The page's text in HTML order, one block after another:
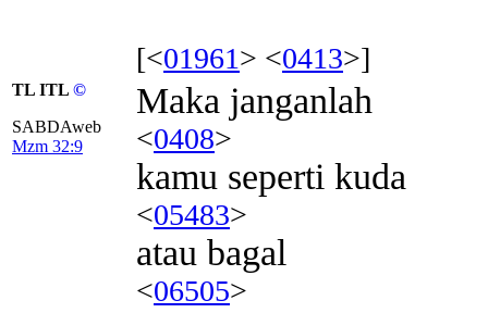
[<01961> <0413>]
TL ITL ©
SABDAweb
Mzm 32:9
Maka janganlah
<0408>
kamu seperti kuda
<05483>
atau bagal
<06505>